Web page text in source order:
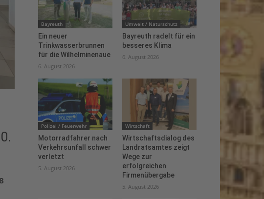
Bayreuth
Ein neuer
Trinkwasserbrunnen
für die Wilhelminenaue
6. August 2026
Umwelt / Naturschutz
Bayreuth radelt für ein
besseres Klima
6. August 2026
Polizei / Feuerwehr
Motorradfahrer nach
Verkehrsunfall schwer
verletzt
5. August 2026
Wirtschaft
Wirtschaftsdialog des
Landratsamtes zeigt
Wege zur
erfolgreichen
Firmenübergabe
5. August 2026